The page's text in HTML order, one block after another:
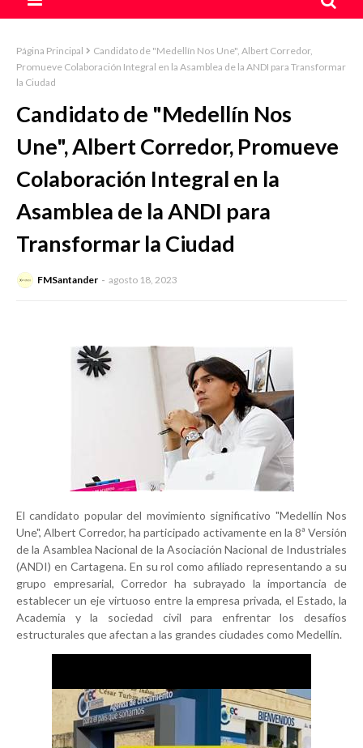
Página Principal
Candidato de "Medellín Nos Une", Albert Corredor,
Promueve Colaboración Integral en la Asamblea de la ANDI para Transformar
la Ciudad
Candidato de "Medellín Nos
Une", Albert Corredor, Promueve
Colaboración Integral en la
Asamblea de la ANDI para
Transformar la Ciudad
FMSantander agosto 18, 2023
El candidato popular del movimiento significativo "Medellín Nos
Une", Albert Corredor, ha participado activamente en la 8ª Versión
de la Asamblea Nacional de la Asociación Nacional de Industriales
(ANDI) en Cartagena. En su rol como afiliado representando a su
grupo empresarial, Corredor ha subrayado la importancia de
establecer un eje virtuoso entre la empresa privada, el Estado, la
Academia y la sociedad civil para enfrentar los desafíos
estructurales que afectan a las grandes ciudades como Medellín.